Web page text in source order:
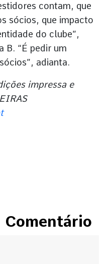
contam, que
sócios, que impacto
do clube”,
B. “É pedir um
adianta.
impressa e
Comentário